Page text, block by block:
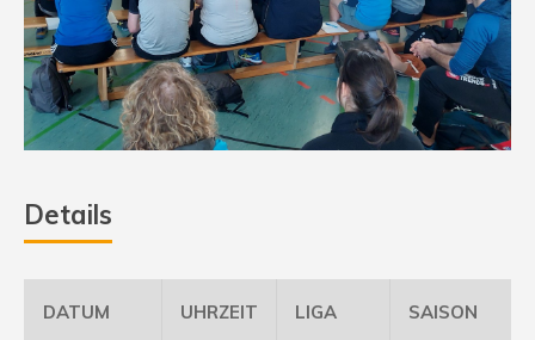
Details
DATUM UHRZEIT LIGA SAISON